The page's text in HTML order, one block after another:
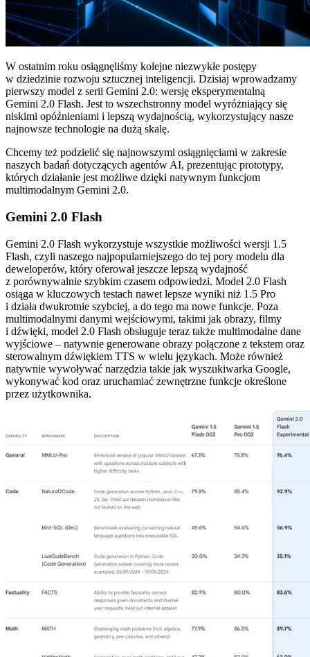
W ostatnim roku osiągnęliśmy kolejne niezwykłe postępy
w dziedzinie rozwoju sztucznej inteligencji. Dzisiaj wprowadzamy
pierwszy model z serii Gemini 2.0: wersję eksperymentalną
Gemini 2.0 Flash. Jest to wszechstronny model wyróżniający się
niskimi opóźnieniami i lepszą wydajnością, wykorzystujący nasze
najnowsze technologie na dużą skalę.
Chcemy też podzielić się najnowszymi osiągnięciami w zakresie
naszych badań dotyczących agentów AI, prezentując prototypy,
których działanie jest możliwe dzięki natywnym funkcjom
multimodalnym Gemini 2.0.
Gemini 2.0 Flash
Gemini 2.0 Flash wykorzystuje wszystkie możliwości wersji 1.5
Flash, czyli naszego najpopularniejszego do tej pory modelu dla
deweloperów, który oferował jeszcze lepszą wydajność
z porównywalnie szybkim czasem odpowiedzi. Model 2.0 Flash
osiąga w kluczowych testach nawet lepsze wyniki niż 1.5 Pro
i działa dwukrotnie szybciej, a do tego ma nowe funkcje. Poza
multimodalnymi danymi wejściowymi, takimi jak obrazy, filmy
i dźwięki, model 2.0 Flash obsługuje teraz także multimodalne dane
wyjściowe – natywnie generowane obrazy połączone z tekstem oraz
sterowalnym dźwiękiem TTS w wielu językach. Może również
natywnie wywoływać narzędzia takie jak wyszukiwarka Google,
wykonywać kod oraz uruchamiać zewnętrzne funkcje określone
przez użytkownika.